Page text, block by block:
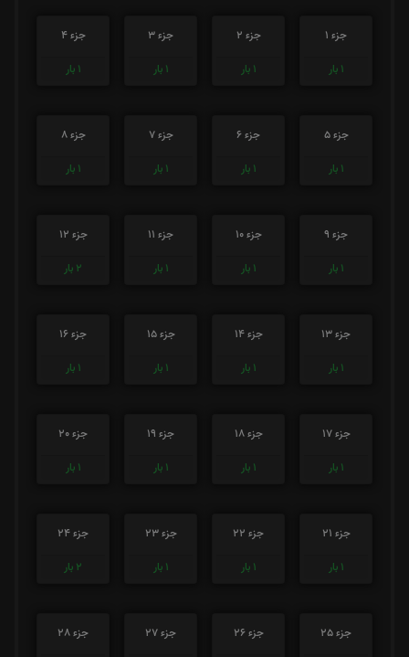
جزء 1
1 بار
جزء 2
1 بار
جزء 3
1 بار
جزء 4
1 بار
جزء 5
1 بار
جزء 6
1 بار
جزء 7
1 بار
جزء 8
1 بار
جزء 9
1 بار
جزء 10
1 بار
جزء 11
1 بار
جزء 12
2 بار
جزء 13
1 بار
جزء 14
1 بار
جزء 15
1 بار
جزء 16
1 بار
جزء 17
1 بار
جزء 18
1 بار
جزء 19
1 بار
جزء 20
1 بار
جزء 21
1 بار
جزء 22
1 بار
جزء 23
1 بار
جزء 24
2 بار
جزء 25
جزء 26
جزء 27
جزء 28